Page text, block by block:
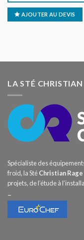
AJOUTER AU DEVIS
LA STÉ CHRISTIAN
Spécialiste des
froid, la StéChristian Rage
projets, de l’étude à
–